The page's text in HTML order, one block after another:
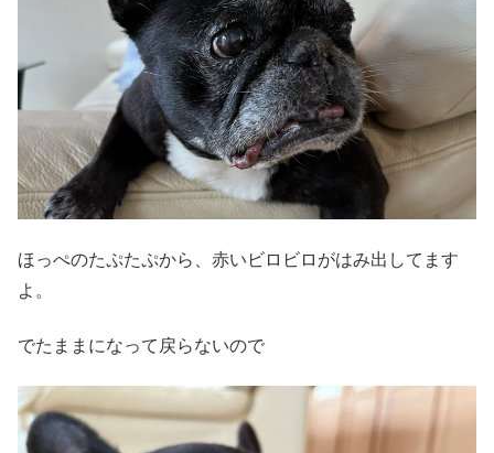
ほっぺのたぷたぷから、赤いビロビロがはみ出してます
よ。
でたままになって戻らないので